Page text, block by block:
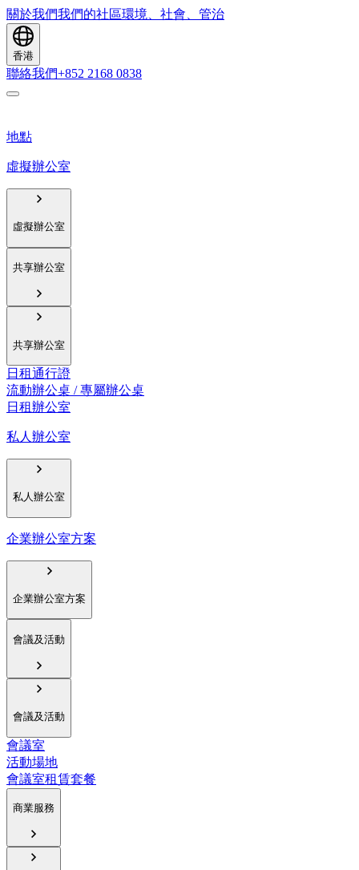
關於我們我們的社區環境、社會、管治
香港
聯絡我們+852 2168 0838
地點
虛擬辦公室
虛擬辦公室
共享辦公室
共享辦公室
日租通行證
流動辦公桌 / 專屬辦公桌
日租辦公室
私人辦公室
私人辦公室
企業辦公室方案
企業辦公室方案
會議及活動
會議及活動
會議室
活動場地
會議室租賃套餐
商業服務